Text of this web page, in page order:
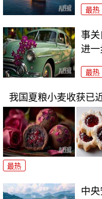
最热
事
进
最热
我国夏粮小麦收获已
最热
中